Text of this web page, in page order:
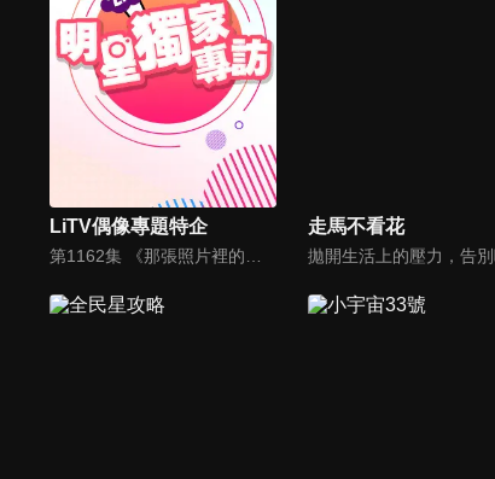
LiTV偶像專題特企 走馬不看花